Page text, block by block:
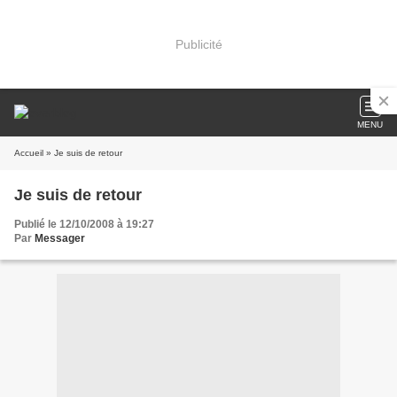
Publicité
MENU
Accueil » Je suis de retour
Je suis de retour
Publié le 12/10/2008 à 19:27
Par Messager